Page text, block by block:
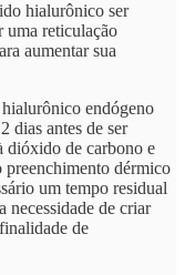
hialurônico ser
uma reticulação
aumentar sua
endógeno
dias antes de ser
dióxido de carbono e
preenchimento dérmico
um tempo residual
necessidade de criar
de